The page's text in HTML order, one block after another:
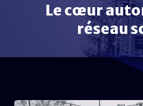
Le cœur
réseau